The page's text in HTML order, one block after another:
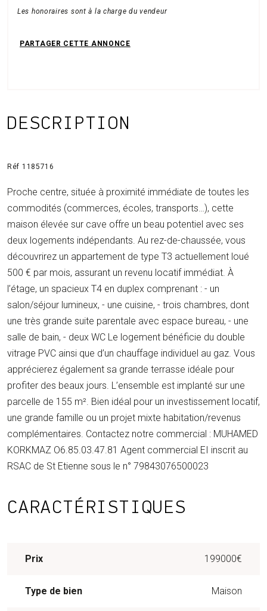
Les honoraires sont à la charge du vendeur
DESCRIPTION
Réf 1185716
Proche centre, située à proximité immédiate de toutes les
commodités (commerces, écoles, transports…), cette
maison élevée sur cave offre un beau potentiel avec ses
deux logements indépendants. Au rez-de-chaussée, vous
découvrirez un appartement de type T3 actuellement loué
500 € par mois, assurant un revenu locatif immédiat. À
l’étage, un spacieux T4 en duplex comprenant : - un
salon/séjour lumineux, - une cuisine, - trois chambres, dont
une très grande suite parentale avec espace bureau, - une
salle de bain, - deux WC Le logement bénéficie du double
vitrage PVC ainsi que d’un chauffage individuel au gaz. Vous
apprécierez également sa grande terrasse idéale pour
profiter des beaux jours. L’ensemble est implanté sur une
parcelle de 155 m². Bien idéal pour un investissement locatif,
une grande famille ou un projet mixte habitation/revenus
complémentaires. Contactez notre commercial : MUHAMED
KORKMAZ O6.85.03.47.81 Agent commercial EI inscrit au
RSAC de St Etienne sous le n° 79843076500023
CARACTÉRISTIQUES
Prix 199000€
Type de bien Maison